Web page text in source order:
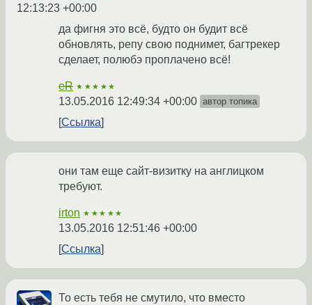
12:13:23 +00:00
да фигня это всё, будто он будит всё
обновлять, репу свою поднимет, багтрекер
сделает, полюбэ проплачено всё!
eR ★★★★★
13.05.2016 12:49:34 +00:00 автор топика
Ссылка
они там еще сайт-визитку на англицком
требуют.
irton ★★★★★
13.05.2016 12:51:46 +00:00
Ссылка
То есть тебя не смутило, что вместо